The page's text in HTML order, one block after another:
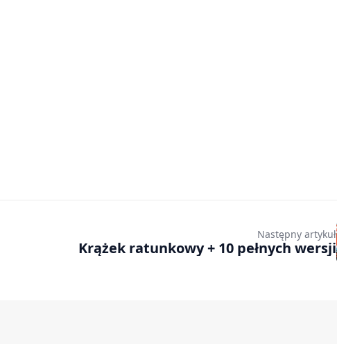
Następny artykuł
Krążek ratunkowy + 10 pełnych wersji